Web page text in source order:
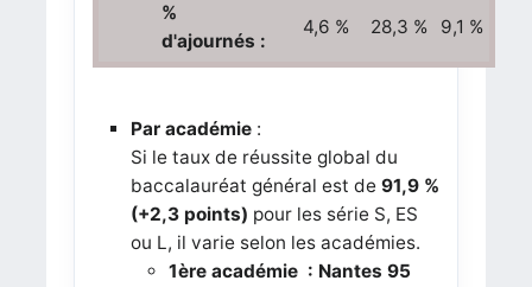
%
d'ajournés :
4,6 % 28,3 % 9,1 %
Par académie:
Si le taux de réussite global du
baccalauréat général est de 91,9 %
(+2,3 points) pour les série S, ES
ou L, il varie selon les académies.
1ère académie : Nantes 95